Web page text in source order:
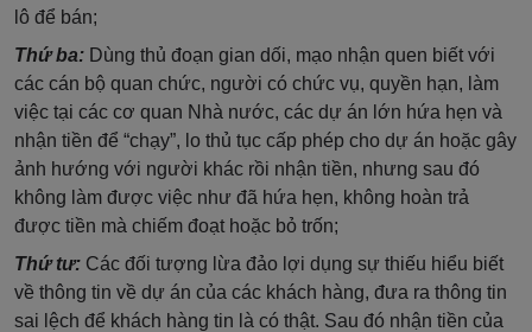
lô để bán;
Thứ ba: Dùng thủ đoạn gian dối, mạo nhận quen biết với
các cán bộ quan chức, người có chức vụ, quyền hạn, làm
việc tại các cơ quan Nhà nước, các dự án lớn hứa hẹn và
nhận tiền để “chạy”, lo thủ tục cấp phép cho dự án hoặc gây
ảnh hướng với người khác rồi nhận tiền, nhưng sau đó
không làm được việc như đã hứa hẹn, không hoàn trả
được tiền mà chiếm đoạt hoặc bỏ trốn;
Thứ tư: Các đối tượng lừa đảo lợi dụng sự thiếu hiểu biết
về thông tin về dự án của các khách hàng, đưa ra thông tin
sai lệch để khách hàng tin là có thật. Sau đó nhận tiền của